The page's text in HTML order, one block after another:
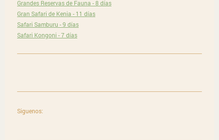
Grandes Reservas de Fauna - 8 días
Gran Safari de Kenia - 11 días
Safari Samburu - 9 días
Safari Kongoni - 7 días
Siguenos: